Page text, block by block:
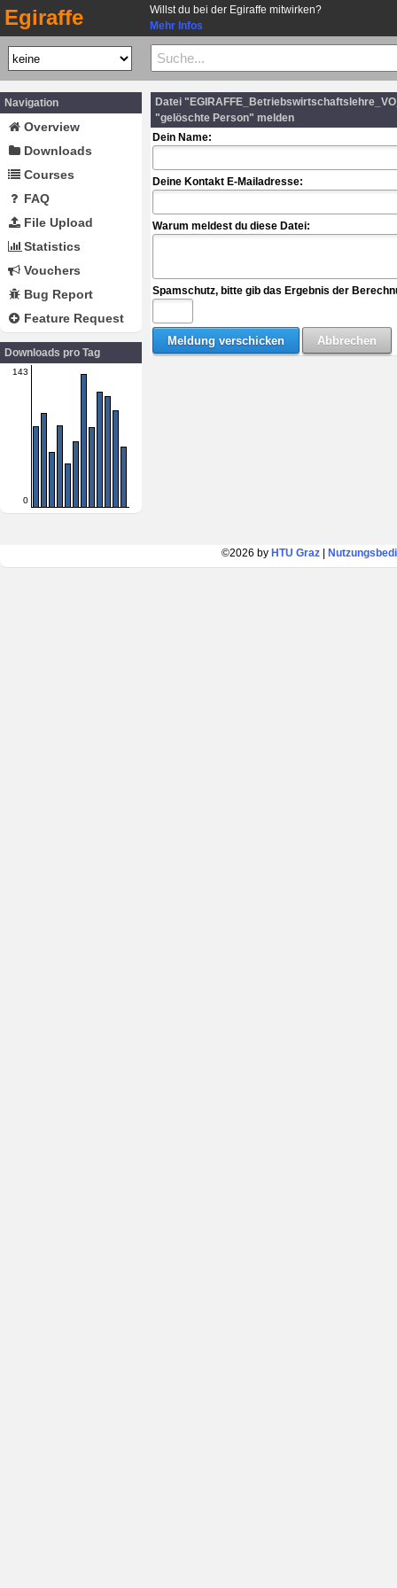
Egiraffe
Willst du bei der Egiraffe mitwirken?
Mehr Infos
Navigation
Overview
Downloads
Courses
FAQ
File Upload
Statistics
Vouchers
Bug Report
Feature Request
Downloads pro Tag
143
0
Datei
"gelöschte Person" melden
Dein Name:
Deine Kontakt E-Mailadresse:
Warum meldest du diese Datei:
Spamschutz, bitte gib das Ergebnis der
©2026 by HTU Graz|